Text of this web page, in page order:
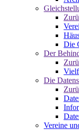
Die
Der
Die
Vereine